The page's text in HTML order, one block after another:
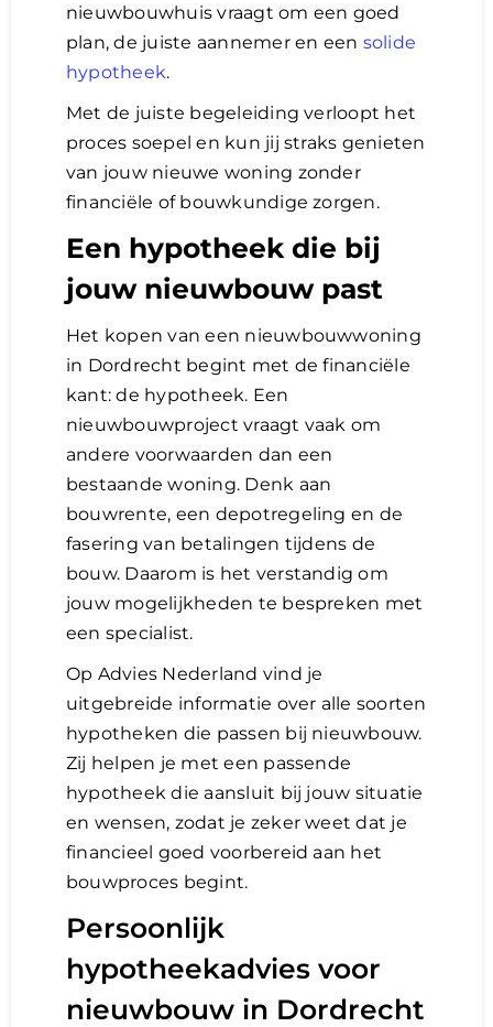
nieuwbouwhuis vraagt om een goed
plan, de juiste aannemer en een solide
hypotheek.
Met de juiste begeleiding verloopt het
proces soepel en kun jij straks genieten
van jouw nieuwe woning zonder
financiële of bouwkundige zorgen.
Een hypotheek die bij
jouw nieuwbouw past
Het kopen van een nieuwbouwwoning
in Dordrecht begint met de financiële
kant: de hypotheek. Een
nieuwbouwproject vraagt vaak om
andere voorwaarden dan een
bestaande woning. Denk aan
bouwrente, een depotregeling en de
fasering van betalingen tijdens de
bouw. Daarom is het verstandig om
jouw mogelijkheden te bespreken met
een specialist.
Op Advies Nederland vind je
uitgebreide informatie over alle soorten
hypotheken die passen bij nieuwbouw.
Zij helpen je met een passende
hypotheek die aansluit bij jouw situatie
en wensen, zodat je zeker weet dat je
financieel goed voorbereid aan het
bouwproces begint.
Persoonlijk
hypotheekadvies voor
nieuwbouw in Dordrecht